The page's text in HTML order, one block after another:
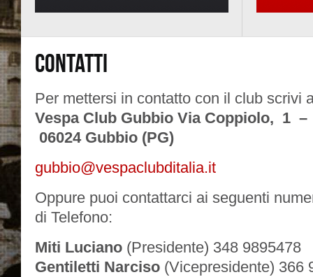
CONTATTI
Per mettersi in contatto con il club scrivi
Vespa Club Gubbio Via Coppiolo, 1 –
06024 Gubbio (PG)
gubbio@vespaclubditalia.it
Oppure puoi contattarci ai seguenti
di Telefono:
Miti Luciano (Presidente) 348 9895478
Gentiletti Narciso (Vicepresidente) 366